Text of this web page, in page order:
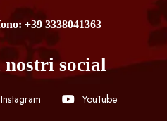
+39 3338041363
nostri social
Instagram YouTube